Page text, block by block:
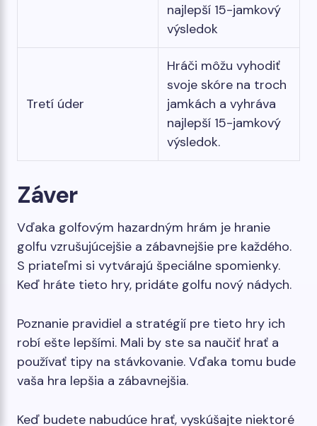
najlepší 15-jamkový
výsledok
Tretí úder
Hráči môžu vyhodiť
svoje skóre na troch
jamkách a vyhráva
najlepší 15-jamkový
výsledok.
Záver
Vďaka golfovým hazardným hrám je hranie
golfu vzrušujúcejšie a zábavnejšie pre každého.
S priateľmi si vytvárajú špeciálne spomienky.
Keď hráte tieto hry, pridáte golfu nový nádych.
Poznanie pravidiel a stratégií pre tieto hry ich
robí ešte lepšími. Mali by ste sa naučiť hrať a
používať tipy na stávkovanie. Vďaka tomu bude
vaša hra lepšia a zábavnejšia.
Keď budete nabudúce hrať, vyskúšajte niektoré